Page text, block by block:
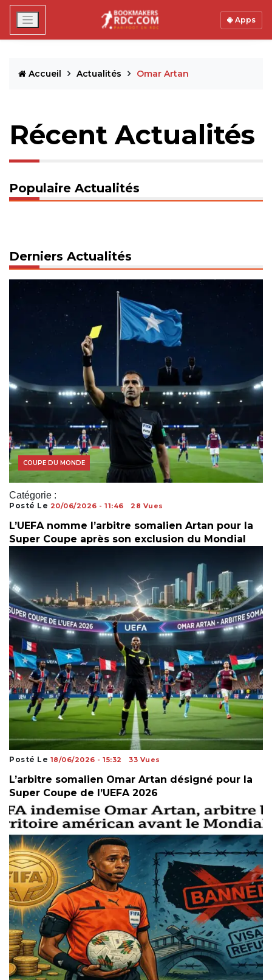
Apps
Accueil Actualités Omar Artan
Récent Actualités
Populaire Actualités
Derniers Actualités
Catégorie :
COUPE DU MONDE
Posté Le 20/06/2026 - 11:46 28 Vues
L’UEFA nomme l’arbitre somalien Artan pour la
Super Coupe après son exclusion du Mondial
Posté Le 18/06/2026 - 15:32 33 Vues
L’arbitre somalien Omar Artan désigné pour la
Super Coupe de l’UEFA 2026